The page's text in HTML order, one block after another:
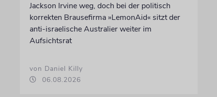
Jackson Irvine weg, doch bei der politisch
korrekten Brausefirma »LemonAid« sitzt der
anti-israelische Australier weiter im
Aufsichtsrat
von Daniel Killy
06.08.2026